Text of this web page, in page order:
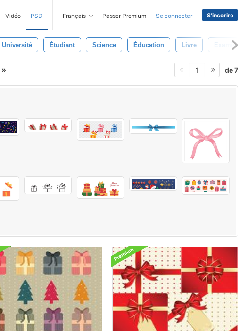
Vidéo PSD Français Passer Premium Se connecter S'inscrire
Université Étudiant Science Éducation Livre Examiner
1 de 7